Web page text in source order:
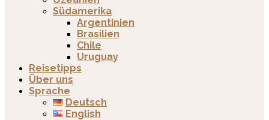
Südamerika
Argentinien
Brasilien
Chile
Uruguay
Reisetipps
Über uns
Sprache
Deutsch
English